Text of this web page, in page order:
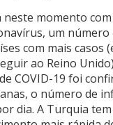
momento
um número
com mais casos
ao Reino
COVID-19 foi
o número de
dia. A Turquia